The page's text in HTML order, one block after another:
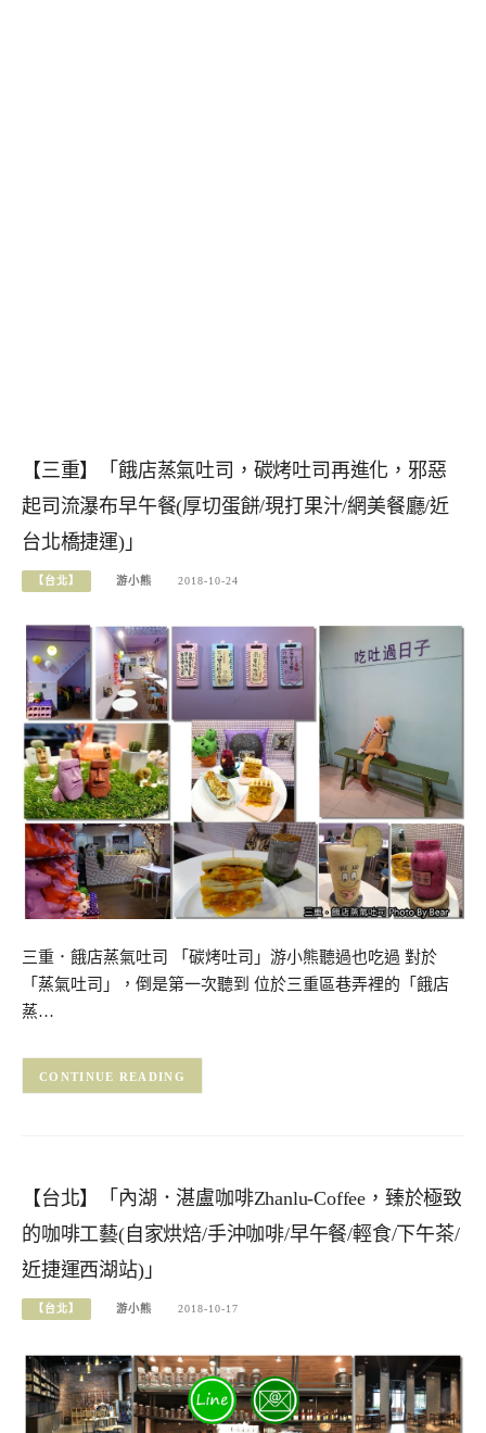
【三重】「餓店蒸氣吐司，碳烤吐司再進化，邪惡
起司流瀑布早午餐(厚切蛋餅/現打果汁/網美餐廳/近
台北橋捷運)」
【台北】 游小熊 2018-10-24
三重．餓店蒸氣吐司 「碳烤吐司」游小熊聽過也吃過 對於
「蒸氣吐司」，倒是第一次聽到 位於三重區巷弄裡的「餓店
蒸…
CONTINUE READING
【台北】「內湖．湛盧咖啡Zhanlu-Coffee，臻於極致
的咖啡工藝(自家烘焙/手沖咖啡/早午餐/輕食/下午茶/
近捷運西湖站)」
【台北】 游小熊 2018-10-17